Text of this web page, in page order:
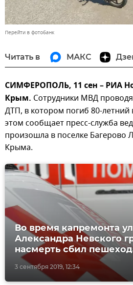
Перейти в фотобанк
Читать в МАКС
СИМФЕРОПОЛЬ, 11 сен – РИА
Крым. Сотрудники МВД
ДТП, в котором погиб 80-летний
этом сообщает пресс-служба
произошла в поселке Багерово
Крыма.
3 сентября 2019, 12:34
Во время капремонта
Александра Невского
насмерть сбил